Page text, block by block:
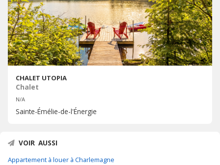
CHALET UTOPIA
Chalet
N/A
Sainte-Émélie-de-l'Énergie
VOIR AUSSI
Appartement à louer à Charlemagne